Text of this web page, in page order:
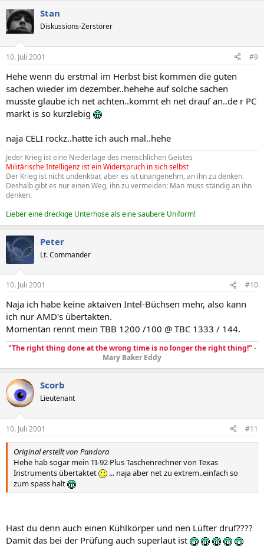
Stan
Diskussions-Zerstörer
10. Juli 2001 #9
Hehe wenn du erstmal im Herbst bist kommen die guten
sachen wieder im dezember..hehehe auf solche sachen
musste glaube ich net achten..kommt eh net drauf an..de r PC
markt is so kurzlebig
naja CELI rockz..hatte ich auch mal..hehe
Jeder Krieg ist eine Niederlage des menschlichen Geistes
Militärische Intelligenz ist ein Widerspruch in sich selbst
Der Krieg ist nicht undenkbar, aber es ist unangenehm, an ihn zu denken.
Deshalb gibt es nur einen Weg, ihn zu vermeiden: Man muss ständig an ihn
denken.
Lieber eine dreckige Unterhose als eine saubere Uniform!
Peter
Lt. Commander
10. Juli 2001 #10
Naja ich habe keine aktaiven Intel-Büchsen mehr, also kann
ich nur AMD's übertakten.
Momentan rennt mein TBB 1200 /100 @ TBC 1333 / 144.
"The right thing done at the wrong time is no longer the right thing!" -
Mary Baker Eddy
Scorb
Lieutenant
10. Juli 2001 #11
Original erstellt von Pandora
Hehe hab sogar mein TI-92 Plus Taschenrechner von Texas
Instruments übertaktet
... naja aber net zu extrem..einfach so
zum spass halt
Hast du denn auch einen Kühlkörper und nen Lüfter druf????
Damit das bei der Prüfung auch superlaut ist